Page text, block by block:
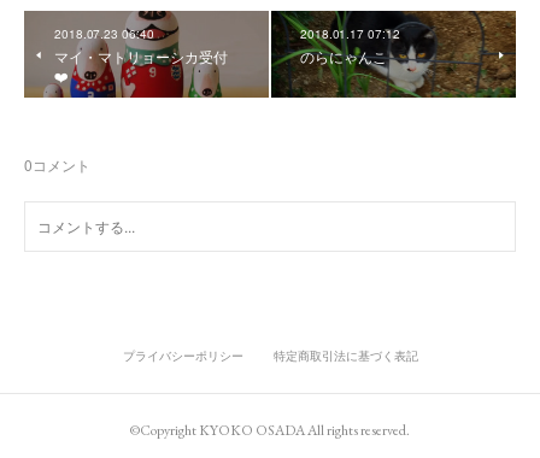
2018.07.23 06:40
マイ・マトリョーシカ受付
❤️
2018.01.17 07:12
のらにゃんこ
0コメント
プライバシーポリシー 特定商取引法に基づく表記
©Copyright KYOKO OSADA All rights reserved.